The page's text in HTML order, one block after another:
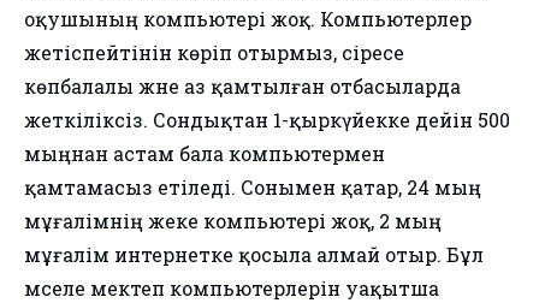
оқушының компьютері жоқ. Компьютерлер
жетіспейтінін көріп отырмыз, әсіресе
көпбалалы және аз қамтылған отбасыларда
жеткіліксіз. Сондықтан 1-қыркүйекке дейін 500
мыңнан астам бала компьютермен
қамтамасыз етіледі. Сонымен қатар, 24 мың
мұғалімнің жеке компьютері жоқ, 2 мың
мұғалім интернетке қосыла алмай отыр. Бұл
мәселе мектеп компьютерлерін уақытша